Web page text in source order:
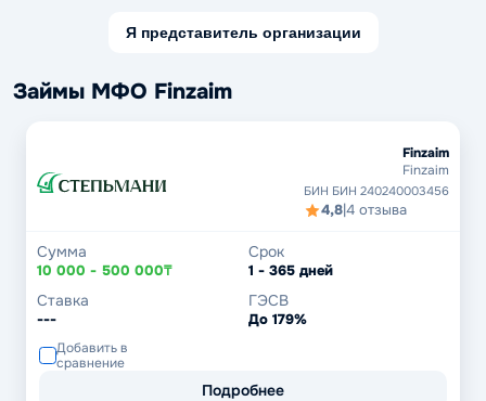
Я представитель организации
Займы МФО Finzaim
Finzaim
Finzaim
БИН БИН 240240003456
4,8|4 отзыва
Сумма
10 000 - 500 000₸
Срок
1 - 365 дней
Ставка
---
ГЭСВ
До 179%
Добавить в
сравнение
Подробнее